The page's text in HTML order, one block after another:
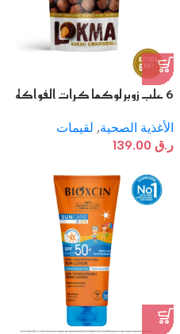
6 علب زوبر لوكما كرات الفواكه
البندق المحمصة
الأغذية الصحية, لقيمات
ر.ق